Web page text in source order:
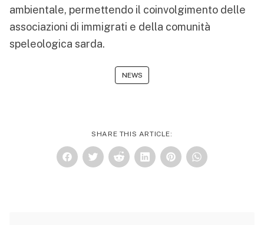
ambientale, permettendo il coinvolgimento delle
associazioni di immigrati e della comunità
speleologica sarda.
NEWS
SHARE THIS ARTICLE: